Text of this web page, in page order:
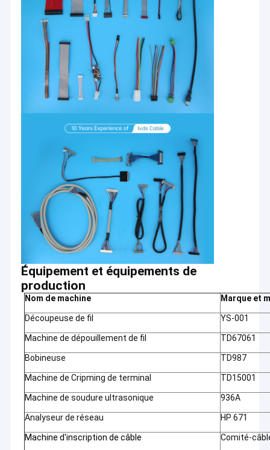
Équipement et équipements de
production
Nom de machine Marque et
Découpeuse de fil YS-001
Machine de dépouillement de fil TD67061
Bobineuse TD987
Machine de Cripming de terminal TD15001
Machine de soudure ultrasonique 936A
Analyseur de réseau HP 671
Machine d'inscription de câble Comité-